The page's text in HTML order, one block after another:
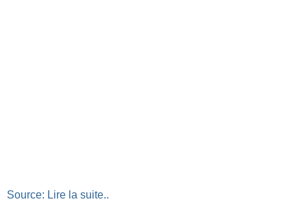
Source: Lire la suite..